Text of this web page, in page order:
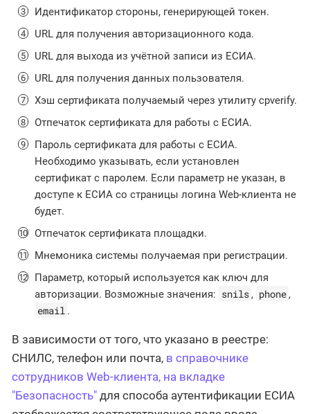
Идентификатор стороны, генерирующей токен.
URL для получения авторизационного кода.
URL для выхода из учётной записи из ЕСИА.
URL для получения данных пользователя.
Хэш сертификата получаемый через утилиту cpverify.
Отпечаток сертификата для работы с ЕСИА.
Пароль сертификата для работы с ЕСИА.
Необходимо указывать, если установлен
сертификат с паролем. Если параметр не указан, в
доступе к ЕСИА со страницы логина Web-клиента не
будет.
Отпечаток сертификата площадки.
Мнемоника системы получаемая при регистрации.
Параметр, который используется как ключ для
авторизации. Возможные значения: snils , phone ,
email .
В зависимости от того, что указано в реестре:
СНИЛС, телефон или почта, в справочнике
сотрудников Web-клиента, на вкладке
"Безопасность" для способа аутентификации ЕСИА